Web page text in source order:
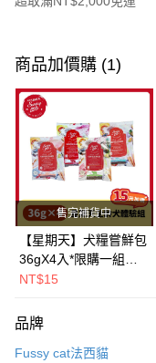
信用卡一次付款
超商取貨付款
LINE Pay
Apple Pay
街口支付
悠遊付
Google Pay
AFTEE先享後付
相關說明
商品加價購 (1)
售完補貨中
【星期天】犬糧嘗鮮包
36gX4入*限購一組｜
鱈+鮭+牛+羊（效期
NT$15
品牌
Fussy cat法西貓